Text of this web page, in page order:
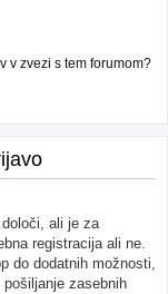
v zvezi s tem forumom?
ali je za
registracija ali ne.
do dodatnih možnosti,
zasebnih